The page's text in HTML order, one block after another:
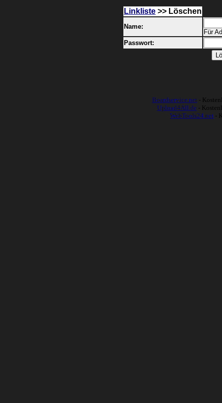
Linkliste >> Löschen
Name:
Für
Passwort:
Boardservice.net-
Upload4All.de -
WebTools24.net -